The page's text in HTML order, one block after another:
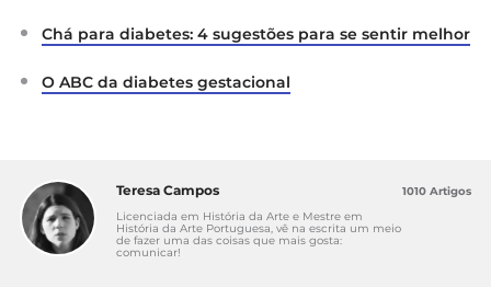
Chá para diabetes: 4 sugestões para se sentir melhor
O ABC da diabetes gestacional
Teresa Campos
Licenciada em História da Arte e Mestre em
História da Arte Portuguesa, vê na escrita um meio
de fazer uma das coisas que mais gosta:
comunicar!
1010 Artigos